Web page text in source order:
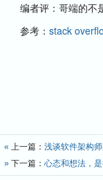
编者评：哥端的不
参考： stack
« 上一篇： 浅谈软件架构
» 下一篇： 心态和想法，